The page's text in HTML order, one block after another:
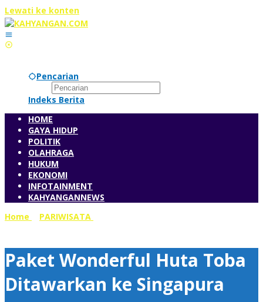
Lewati ke konten
Pencarian
Indeks Berita
HOME
GAYA HIDUP
POLITIK
OLAHRAGA
HUKUM
EKONOMI
INFOTAINMENT
KAHYANGANNEWS
Home
PARIWISATA
Paket Wonderful Huta Toba
Ditawarkan ke Singapura